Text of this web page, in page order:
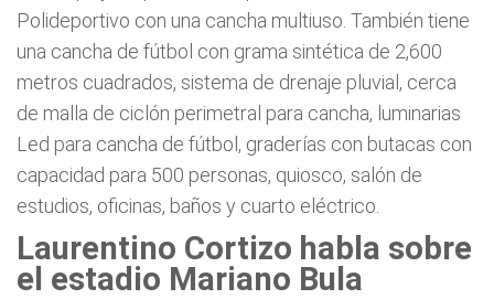
Polideportivo con una cancha multiuso. También tiene
una cancha de fútbol con grama sintética de 2,600
metros cuadrados, sistema de drenaje pluvial, cerca
de malla de ciclón perimetral para cancha, luminarias
Led para cancha de fútbol, graderías con butacas con
capacidad para 500 personas, quiosco, salón de
estudios, oficinas, baños y cuarto eléctrico.
Laurentino Cortizo habla sobre
el estadio Mariano Bula